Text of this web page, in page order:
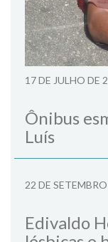
17 DE JULHO DE
Ônibus
Luís
22 DE
Edivaldo